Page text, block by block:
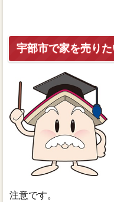
宇部市で家を売りた
注意です。